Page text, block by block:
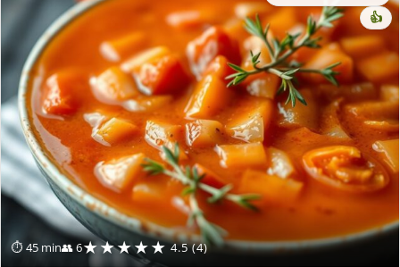
⏱ 45 min👥 6★★★★★ 4.5 (4)
👍